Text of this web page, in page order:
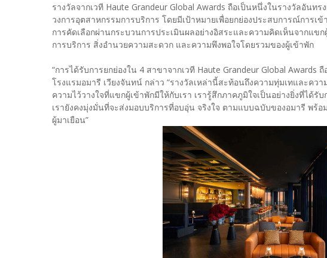
รางวัลจากเวที Haute Grandeur Global Awards ถือเป็นหนึ่งในรางวัลอันท
วงการอุตสาหกรรมการบริการ โดยมีเป้าหมายเพื่อยกย่องประสบการณ์การเ
การคัดเลือกผ่านกระบวนการประเมินผลอย่างอิสระและความคิดเห็นจากแข
การบริการ สิ่งอำนวยความสะดวก และความพึงพอใจโดยรวมของผู้เข้าพัก
“การได้รับการยกย่องใน 4 สาขาจากเวที Haute Grandeur Global Awards
โรงแรมอมารี เวียงจันทน์ กล่าว “รางวัลเหล่านี้สะท้อนถึงความทุ่มเทและคว
ความไว้วางใจที่แขกผู้เข้าพักมีให้กับเรา เรารู้สึกภาคภูมิใจเป็นอย่างยิ่งที่ได้
เรายังคงมุ่งมั่นที่จะส่งมอบบริการที่อบอุ่น จริงใจ ตามแบบฉบับของอมารี พร้
ผู้มาเยือน”